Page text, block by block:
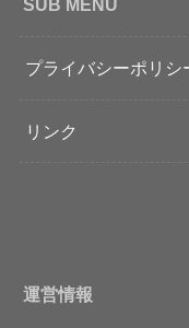
SUB MENU
プライバシーポリシ
リンク
運営情報